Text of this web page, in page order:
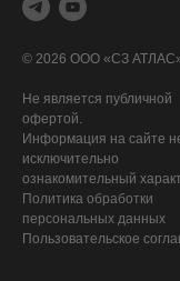
© 2026 ООО «СЗ
Не является публичной
офертой.
Информация на сайте
исключительно
ознакомительный
Политика обработки
персональных данных
Пользовательское